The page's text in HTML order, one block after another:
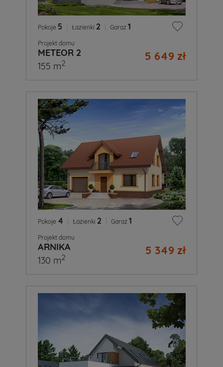
Pokoje 5 Łazienki 2 Garaż 1
Projekt domu
METEOR 2 5 649 zł
155 m2
Pokoje 4 Łazienki 2 Garaż 1
Projekt domu
ARNIKA 5 349 zł
130 m2